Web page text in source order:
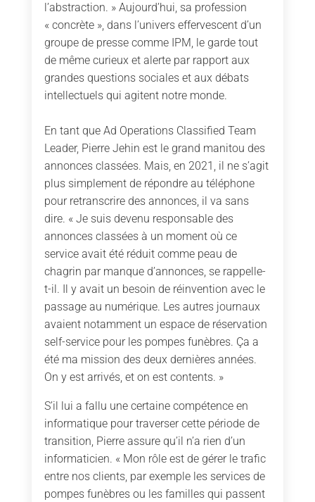
l’abstraction. » Aujourd’hui, sa profession
« concrète », dans l’univers effervescent d’un
groupe de presse comme IPM, le garde tout
de même curieux et alerte par rapport aux
grandes questions sociales et aux débats
intellectuels qui agitent notre monde.
En tant que Ad Operations Classified Team
Leader, Pierre Jehin est le grand manitou des
annonces classées. Mais, en 2021, il ne s’agit
plus simplement de répondre au téléphone
pour retranscrire des annonces, il va sans
dire. « Je suis devenu responsable des
annonces classées à un moment où ce
service avait été réduit comme peau de
chagrin par manque d’annonces, se rappelle-
t-il. Il y avait un besoin de réinvention avec le
passage au numérique. Les autres journaux
avaient notamment un espace de réservation
self-service pour les pompes funèbres. Ça a
été ma mission des deux dernières années.
On y est arrivés, et on est contents. »
S’il lui a fallu une certaine compétence en
informatique pour traverser cette période de
transition, Pierre assure qu’il n’a rien d’un
informaticien. « Mon rôle est de gérer le trafic
entre nos clients, par exemple les services de
pompes funèbres ou les familles qui passent